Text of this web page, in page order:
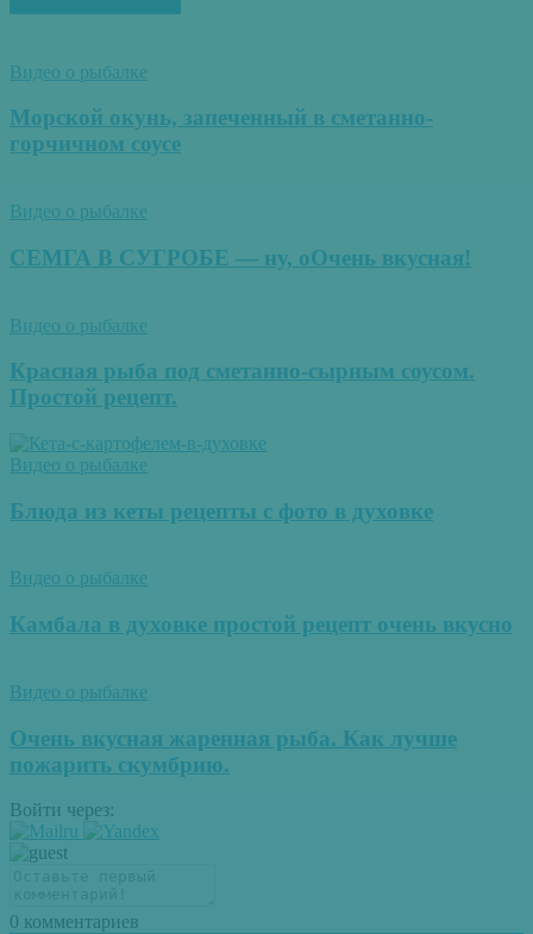
Видео о рыбалке
Морской окунь, запеченный в сметанно-
горчичном соусе
Видео о рыбалке
СЕМГА В СУГРОБЕ — ну, оОчень вкусная!
Видео о рыбалке
Красная рыба под сметанно-сырным соусом.
Простой рецепт.
Видео о рыбалке
Блюда из кеты рецепты с фото в духовке
Видео о рыбалке
Камбала в духовке простой рецепт очень вкусно
Видео о рыбалке
Очень вкусная жаренная рыба. Как лучше
пожарить скумбрию.
Войти через:
0 комментариев